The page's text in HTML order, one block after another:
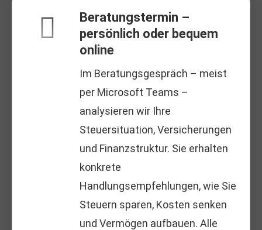
Beratungstermin –
persönlich oder bequem
online
Im Beratungsgespräch – meist
per Microsoft Teams –
analysieren wir Ihre
Steuersituation, Versicherungen
und Finanzstruktur. Sie erhalten
konkrete
Handlungsempfehlungen, wie Sie
Steuern sparen, Kosten senken
und Vermögen aufbauen. Alle